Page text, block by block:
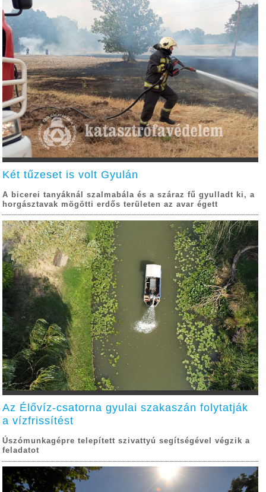
Két tűzeset is volt Gyulán
A bicerei tanyáknál szalmabála és a száraz fű gyulladt ki, a
horgásztavak mögötti erdős területen az avar égett
Az Élővíz-csatorna gyulai szakaszán folytatják
a vízfrissítést
Úszómunkagépre telepített szivattyú segítségével végzik a
feladatot